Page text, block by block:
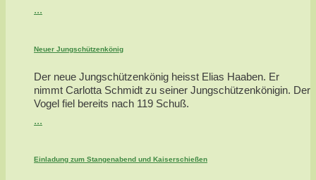
...
Neuer Jungschützenkönig
Der neue Jungschützenkönig heisst Elias Haaben. Er
nimmt Carlotta Schmidt zu seiner Jungschützenkönigin. Der
Vogel fiel bereits nach 119 Schuß.
...
Einladung zum Stangenabend und Kaiserschießen